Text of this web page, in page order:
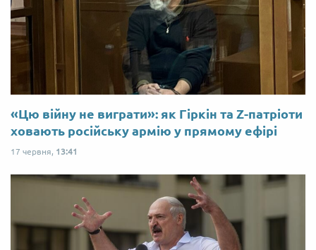
«Цю війну не виграти»: як Гіркін та Z-патріоти
ховають російську армію у прямому ефірі
17 червня, 13:41